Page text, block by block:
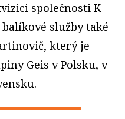
společnosti K-
služby také
který je
Geis v Polsku, v